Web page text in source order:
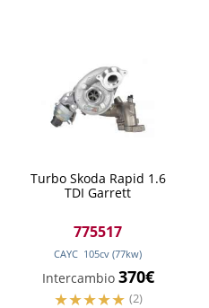
Turbo Skoda Rapid 1.6
TDI Garrett
775517
CAYC 105cv (77kw)
Intercambio 370€
(2)